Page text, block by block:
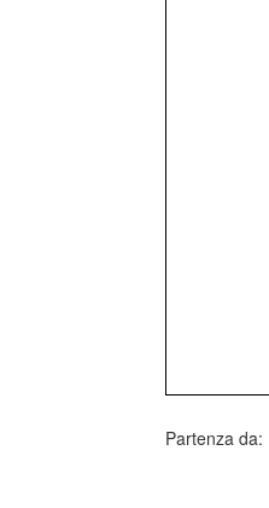
Partenza da: